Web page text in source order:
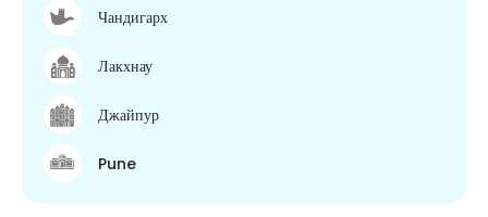
Чандигарх
Лакхнау
Джайпур
Pune